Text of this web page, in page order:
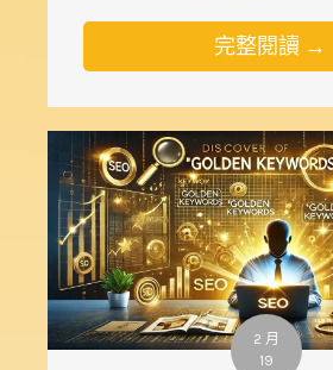
完整閱讀 →
2 月
19